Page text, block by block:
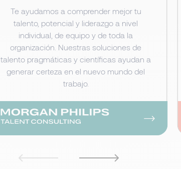
Te ayudamos a comprender mejor tu
talento, potencial y liderazgo a nivel
individual, de equipo y de toda la
organización. Nuestras soluciones de
talento pragmáticas y científicas ayudan a
generar certeza en el nuevo mundo del
trabajo.